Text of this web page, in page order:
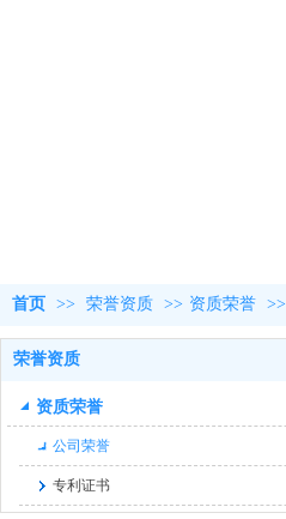
首页 >> 荣誉资质 >> 资质荣誉 >>
荣誉资质
资质荣誉
公司荣誉
专利证书